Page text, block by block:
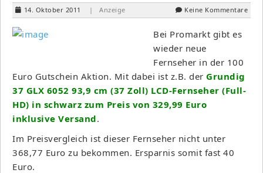
14. Oktober 2011 | Anzeige Keine Kommentare
Bei Promarkt gibt es
wieder neue
Fernseher in der 100
Euro Gutschein Aktion. Mit dabei ist z.B. der Grundig
37 GLX 6052 93,9 cm (37 Zoll) LCD-Fernseher (Full-
HD) in schwarz zum Preis von 329,99 Euro
inklusive Versand.
Im Preisvergleich ist dieser Fernseher nicht unter
368,77 Euro zu bekommen. Ersparnis somit fast 40
Euro.